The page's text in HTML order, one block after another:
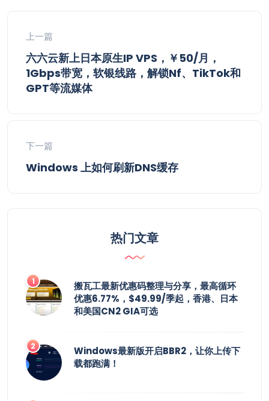
上一篇
六六云新上日本原生IP VPS，￥50/月，
1Gbps带宽，软银线路，解锁Nf、TikTok和
GPT等流媒体
下一篇
Windows 上如何刷新DNS缓存
热门文章
搬瓦工最新优惠码整理与分享，最高循环
优惠6.77%，$49.99/季起，香港、日本
和美国CN2 GIA可选
Windows最新版开启BBR2，让你上传下
载都跑满！